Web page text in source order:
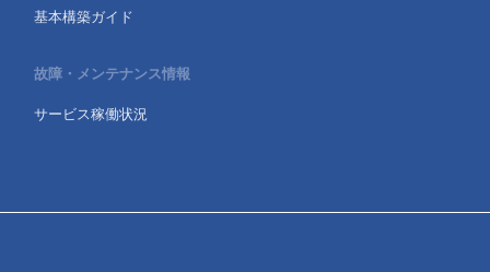
基本構築ガイド
故障・メンテナンス情報
サービス稼働状況